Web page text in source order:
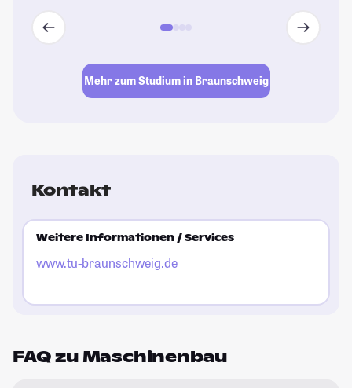
Mehr zum Studium in Braunschweig
Kontakt
Weitere Informationen / Services
www.tu-braunschweig.de
FAQ zu Maschinenbau